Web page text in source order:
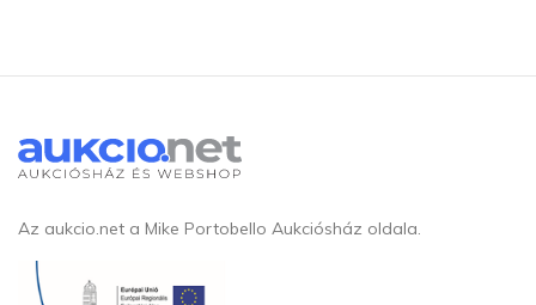
Az aukcio.net a Mike Portobello Aukciósház oldala.